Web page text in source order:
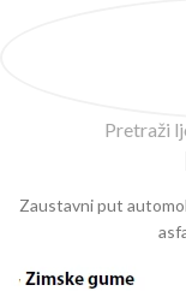
Pretraži
Zaustavni put